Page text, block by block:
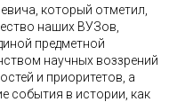
который отметил,
наших ВУЗов,
предметной
научных воззрений
и приоритетов, а
события в истории, как